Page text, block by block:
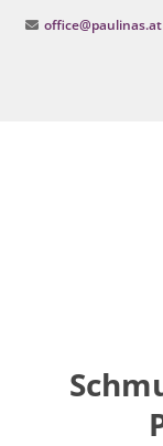
Inhalt
office@paulinas.at